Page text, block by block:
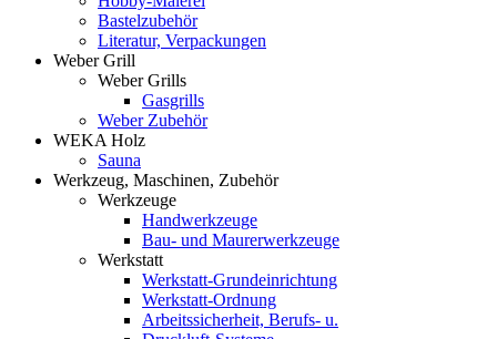
Bastelzubehör
Literatur, Verpackungen
Weber Grill
Weber Grills
Gasgrills
Weber Zubehör
WEKA Holz
Sauna
Werkzeug, Maschinen, Zubehör
Werkzeuge
Handwerkzeuge
Bau- und Maurerwerkzeuge
Werkstatt
Werkstatt-Grundeinrichtung
Werkstatt-Ordnung
Arbeitssicherheit, Berufs- u.